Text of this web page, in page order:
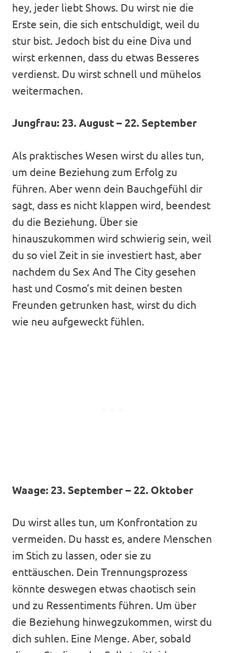
hey, jeder liebt Shows. Du wirst nie die
Erste sein, die sich entschuldigt, weil du
stur bist. Jedoch bist du eine Diva und
wirst erkennen, dass du etwas Besseres
verdienst. Du wirst schnell und mühelos
weitermachen.
Jungfrau: 23. August – 22. September
Als praktisches Wesen wirst du alles tun,
um deine Beziehung zum Erfolg zu
führen. Aber wenn dein Bauchgefühl dir
sagt, dass es nicht klappen wird, beendest
du die Beziehung. Über sie
hinauszukommen wird schwierig sein, weil
du so viel Zeit in sie investiert hast, aber
nachdem du Sex And The City gesehen
hast und Cosmo’s mit deinen besten
Freunden getrunken hast, wirst du dich
wie neu aufgeweckt fühlen.
Waage: 23. September – 22. Oktober
Du wirst alles tun, um Konfrontation zu
vermeiden. Du hasst es, andere Menschen
im Stich zu lassen, oder sie zu
enttäuschen. Dein Trennungsprozess
könnte deswegen etwas chaotisch sein
und zu Ressentiments führen. Um über
die Beziehung hinwegzukommen, wirst du
dich suhlen. Eine Menge. Aber, sobald